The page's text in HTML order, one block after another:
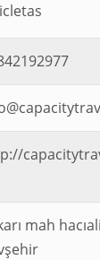
mah